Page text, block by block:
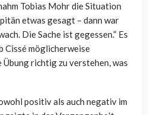
Tobias Mohr die Situation
etwas gesagt – dann war
Die Sache ist gegessen.“ Es
Cissé möglicherweise
richtig zu verstehen, was
positiv als auch negativ im